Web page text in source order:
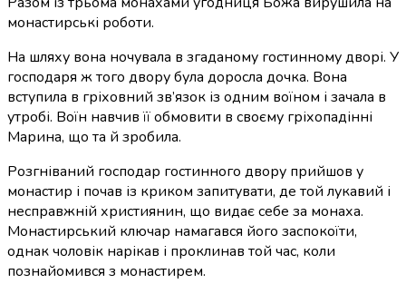
монастирські роботи.
На шляху вона ночувала в згаданому гостинному дворі. У
господаря ж того двору була доросла дочка. Вона
вступила в гріховний зв’язок із одним воїном і зачала в
утробі. Воїн навчив її обмовити в своєму гріхопадінні
Марина, що та й зробила.
Розгніваний господар гостинного двору прийшов у
монастир і почав із криком запитувати, де той лукавий і
несправжній християнин, що видає себе за монаха.
Монастирський ключар намагався його заспокоїти,
однак чоловік нарікав і проклинав той час, коли
познайомився з монастирем.